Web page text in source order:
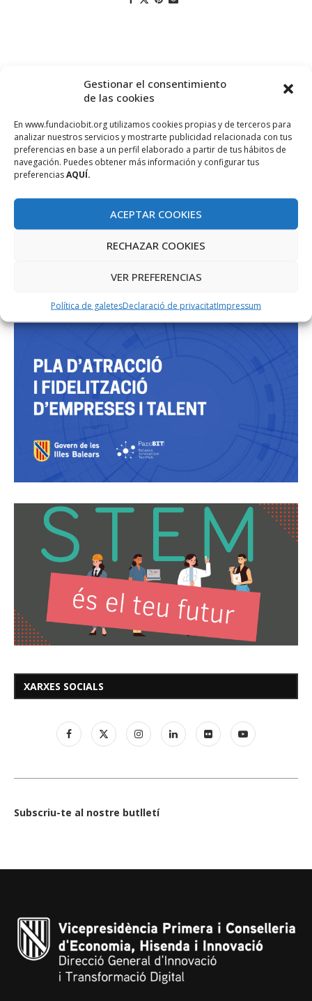
Gestionar el consentimiento
de las cookies
En www.fundaciobit.org utilizamos cookies propias y de terceros para
analizar nuestros servicios y mostrarte publicidad relacionada con tus
preferencias en base a un perfil elaborado a partir de tus hábitos de
navegación. Puedes obtener más información y configurar tus
preferenciasAQUÍ.
ACEPTAR COOKIES
RECHAZAR COOKIES
VER PREFERENCIAS
Política de galetesDeclaració de privacitatImpressum
PROJECTE COFINANÇAT PEL FONS SOCIAL EUROPEU
XARXES SOCIALS
Subscriu-te al nostre butlletí